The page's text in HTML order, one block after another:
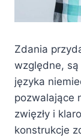
Zdania
względne,
języka
pozwalające
zwięzły i
konstrukcje